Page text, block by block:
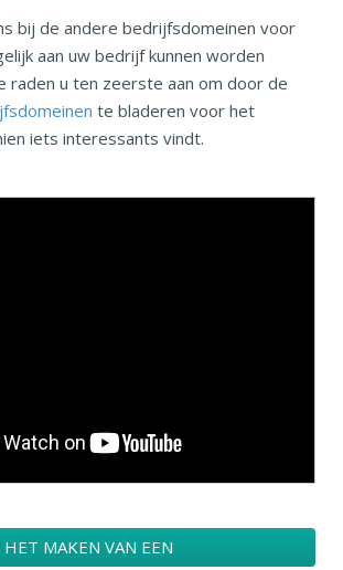
bij de andere bedrijfsdomeinen voor
aan uw bedrijf kunnen worden
raden u ten zeerste aan om door de
te bladeren voor het
iets interessants vindt.
MAKEN VAN EEN